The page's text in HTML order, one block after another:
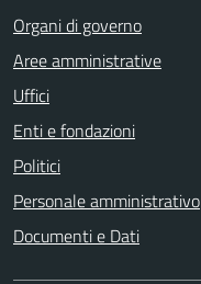
Organi di governo
Aree amministrative
Uffici
Enti e fondazioni
Politici
Personale amministrativo
Documenti e Dati